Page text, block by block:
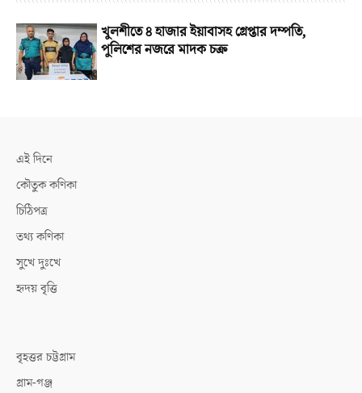
খুলশীতে ৪ হাজার ইয়াবাসহ গ্রেপ্তার দম্পতি,
পুলিশের নজরে মাদক চক্র
এই দিনে
কৌতুক কণিকা
চিঠিপত্র
তথ্য কণিকা
সুখে দুঃখে
হৃদয় বৃত্তি
বৃহত্তর চট্টগ্রাম
গ্রাম-গঞ্জ